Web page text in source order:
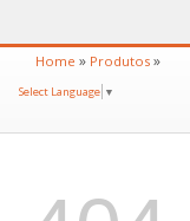
Home » Produtos »
Select Language ▼